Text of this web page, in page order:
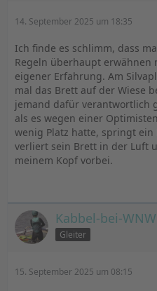
14. September 2025 um 18:35
Ich finde es schlimm, dass
Regeln überhaupt erwähnen
eigener Erfahrung. Am
mal das Brett auf der Wiese
jemand dafür verantwortlich
als es wegen einer
wenig Platz hatte, springt
verliert sein Brett in der Luft
meinem Kopf vorbei.
Kabbel-bei-WNW
Gleiter
15. September 2025 um 08:15